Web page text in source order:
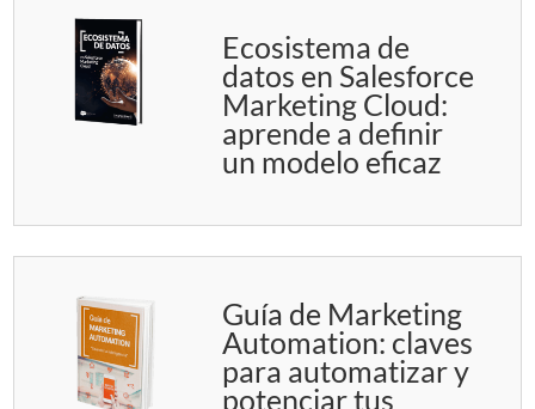
Ecosistema de
datos en Salesforce
Marketing Cloud:
aprende a definir
un modelo eficaz
Guía de Marketing
Automation: claves
para automatizar y
potenciar tus